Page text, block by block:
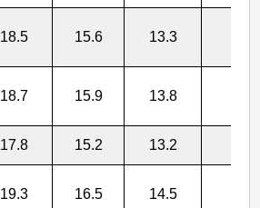
18.5 15.6 13.3
18.7 15.9 13.8
17.8 15.2 13.2
19.3 16.5 14.5